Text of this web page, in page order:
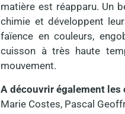
matière est réapparu. Un
chimie et développent
faïence en couleurs,
cuisson à très haute
mouvement.
A découvrir également
Marie Costes, Pascal